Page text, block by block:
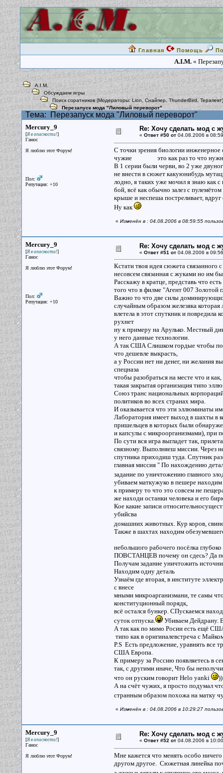
Главная Помощь
A.I.M. «
A.I.M.
Обсуждаем игры
Поиск соратников (Модераторы:Lion Снайпер, ThunderBird , Терапевт)
Перезапуск мода "Лиловый переворот"
Тема: Перезапуск мода "Лиловый переворот"
Mercury_9
[Я в опасности!]
Гамос
Я люблю этот Форум!
Пол:
Репутация: +10
Re: Хочу сделать мод с
« Ответ #50 от04.08.2006 в
С точки зрения биологии
чужие это как раз то что нужно.
В 1 серии были черви, во 2 уже
не внести в сюжет какуюнибудь
лодно, я таких уже мочил я знаю как
бой, всё как обычно залез с
крыше и неспеша постреливает, вдруг
Ну как
« Изменён в : 04.08.2006 в 08:59:55
Mercury_9
[Я в опасности!]
Гамос
Я люблю этот Форум!
Пол:
Репутация: +10
Re: Хочу сделать мод с
« Ответ #51 от04.08.2006 в
Кстати твоя идея сюжета
несовсем связанная с жуками но им
Расскажу в кратце, представь что
того что в филме "Агент 007 Золотой
Важно то что две силы
случайным образом железяка которая
влетела в этот спуткник и повредила
рухнет
ну к примеру на Арулько. Местный
у него данные технологии.
А так США Слишком гордые чтобы
что дешевле выкрасть,
а у России нет ни денег, ни желания
спецназа
чтобы разобраться на месте что и
такая закрытая организация типо
Союз транс национальных
политиков во всех странах мира.
И оказывается что эти эллюминаты
Лаборатория имеет выход в шахты в
пришельцев в которых были
и капсулы с микроорганизмами),
По сути вся игра выгладет так,
связному. Выполняеш миссии. Через
спутника приходиш туда. Спутник
главная миссия " По нахождению
задание по уничтожению главного
убиваем маткужуко в пешере
к примеру то что это совсем не
же находи останки человека и его
Кое какие записи
убийсва
домашних животных. Кур коров,
Также в шахтах находим
небольшого рабочего посёлка
ПОВСТАНЦЕВ почему он сдесь? Да
Получам задание уничтожить
Находим одну деталь
Узнаём где вторая, в институте
с внесе
мными микроарганизмани, те самы
конституционный порядк,
всё остался бункер. СПускаемся
суток отпуска.
Убиваем Дейдрану.
А так как по мимо Росии есть ещё
типо как в оригиналевстреча с
P.S Есть предложение, уравнять все
США Европа.
К примеру за Россию появляетесь в
так, с другими иначе, Что бы
что он руским говорит Helo yanki
))
А на счёт чужих, я просто подумал
странным образом похожа на матку
« Изменён в : 04.08.2006 в 10:29:27
Mercury_9
[Я в опасности!]
Гамос
Я люблю этот Форум!
Re: Хочу сделать мод с
« Ответ #52 от04.08.2006 в
Мне кажется что менять особо
другом другое. Сюжетная линейка